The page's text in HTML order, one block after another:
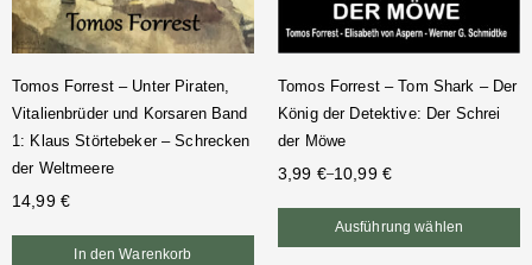
Tomos Forrest – Unter Piraten,
Vitalienbrüder und Korsaren Band
1: Klaus Störtebeker – Schrecken
der Weltmeere
14,99 €
In den Warenkorb
Tomos Forrest – Tom Shark – Der
König der Detektive: Der Schrei
der Möwe
3,99 €–10,99 €
Ausführung wählen